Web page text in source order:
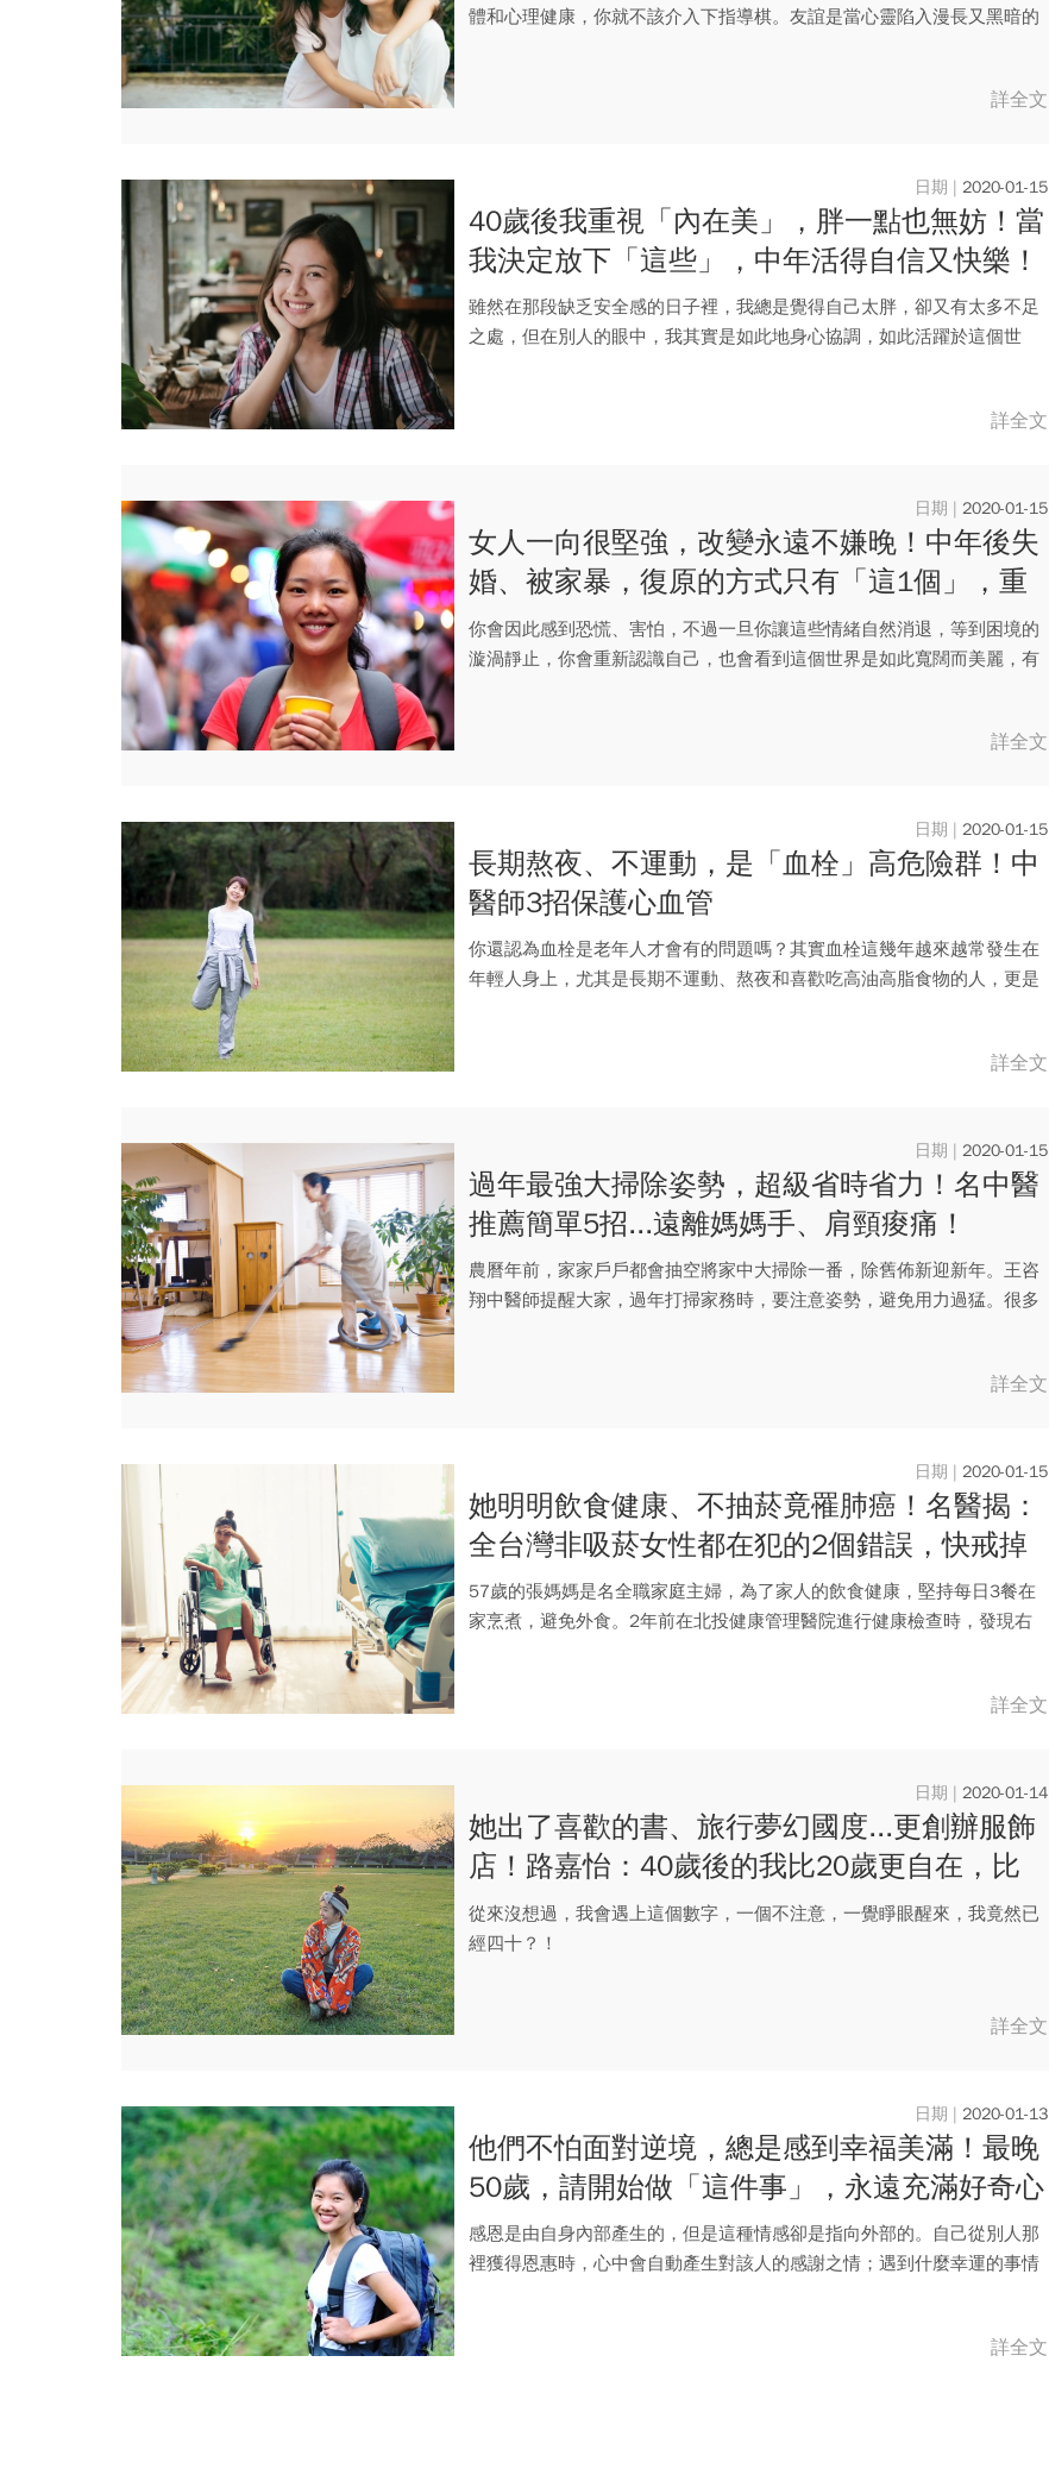
體和心理健康，你就不該介入下指導棋。友誼是當心靈陷入漫長又黑暗的
詳全文
2020-01-15
40歲後我重視「內在美」，胖一點也無妨！當
我決定放下「這些」，中年活得自信又快樂！
雖然在那段缺乏安全感的日子裡，我總是覺得自己太胖，卻又有太多不足
之處，但在別人的眼中，我其實是如此地身心協調，如此活躍於這個世
詳全文
2020-01-15
女人一向很堅強，改變永遠不嫌晚！中年後失
婚、被家暴，復原的方式只有「這1個」，重
新燃起幸福感
你會因此感到恐慌、害怕，不過一旦你讓這些情緒自然消退，等到困境的
漩渦靜止，你會重新認識自己，也會看到這個世界是如此寬闊而美麗，有
詳全文
2020-01-15
長期熬夜、不運動，是「血栓」高危險群！中
醫師3招保護心血管
你還認為血栓是老年人才會有的問題嗎？其實血栓這幾年越來越常發生在
年輕人身上，尤其是長期不運動、熬夜和喜歡吃高油高脂食物的人，更是
詳全文
2020-01-15
過年最強大掃除姿勢，超級省時省力！名中醫
推薦簡單5招...遠離媽媽手、肩頸痠痛！
農曆年前，家家戶戶都會抽空將家中大掃除一番，除舊佈新迎新年。王咨
翔中醫師提醒大家，過年打掃家務時，要注意姿勢，避免用力過猛。很多
詳全文
2020-01-15
她明明飲食健康、不抽菸竟罹肺癌！名醫揭：
全台灣非吸菸女性都在犯的2個錯誤，快戒掉
57歲的張媽媽是名全職家庭主婦，為了家人的飲食健康，堅持每日3餐在
家烹煮，避免外食。2年前在北投健康管理醫院進行健康檢查時，發現右
詳全文
2020-01-14
她出了喜歡的書、旅行夢幻國度...更創辦服飾
店！路嘉怡：40歲後的我比20歲更自在，比
30歲更快樂
從來沒想過，我會遇上這個數字，一個不注意，一覺睜眼醒來，我竟然已
經四十？！
詳全文
2020-01-13
他們不怕面對逆境，總是感到幸福美滿！最晚
50歲，請開始做「這件事」，永遠充滿好奇心
感恩是由自身內部產生的，但是這種情感卻是指向外部的。自己從別人那
裡獲得恩惠時，心中會自動產生對該人的感謝之情；遇到什麼幸運的事情
詳全文